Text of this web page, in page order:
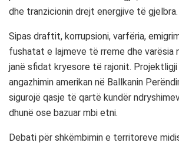
dhe tranzicionin drejt energjive të gjelbra.
Sipas draftit, korrupsioni, varfëria,
fushatat e lajmeve të rreme dhe varësia
janë sfidat kryesore të rajonit.
angazhimin amerikan në Ballkanin
sigurojë qasje të qartë kundër
dhunë ose bazuar mbi etni.
Debati për shkëmbimin e territoreve